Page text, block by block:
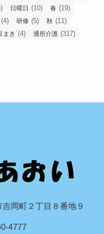
日曜日 (10) 春 (19)
(4) 研修 (5) 秋 (11)
まき (4) 通所介護 (317)
岡町２丁目８番地９
4777